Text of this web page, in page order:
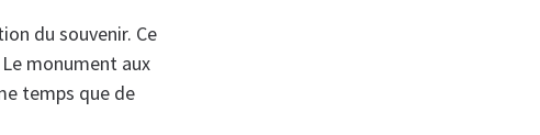
du souvenir. Ce
monument aux
temps que de